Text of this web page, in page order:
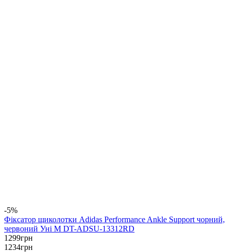
-5%
Фіксатор щиколотки Adidas Performance Ankle Support чорний,
червоний Уні M DT-ADSU-13312RD
1299грн
1234грн